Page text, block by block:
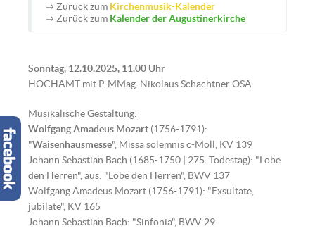
⇒ Zurück zum Kirchenmusik-Kalender
⇒ Zurück zum Kalender der Augustinerkirche
Sonntag, 12.10.2025, 11.00 Uhr
HOCHAMT mit P. MMag. Nikolaus Schachtner OSA
Musikalische Gestaltung:
Wolfgang Amadeus Mozart (1756-1791):
"Waisenhausmesse", Missa solemnis c-Moll, KV 139
Johann Sebastian Bach (1685-1750 | 275. Todestag): "Lobe
den Herren", aus: "Lobe den Herren", BWV 137
Wolfgang Amadeus Mozart (1756-1791): "Exsultate,
jubilate", KV 165
Johann Sebastian Bach: "Sinfonia", BWV 29